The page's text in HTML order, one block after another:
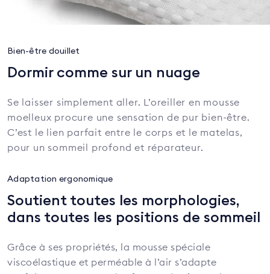
Bien-être douillet
Dormir comme sur un nuage
Se laisser simplement aller. L’oreiller en mousse
moelleux procure une sensation de pur bien-être.
C’est le lien parfait entre le corps et le matelas,
pour un sommeil profond et réparateur.
Adaptation ergonomique
Soutient toutes les morphologies,
dans toutes les positions de sommeil
Grâce à ses propriétés, la mousse spéciale
viscoélastique et perméable à l’air s’adapte